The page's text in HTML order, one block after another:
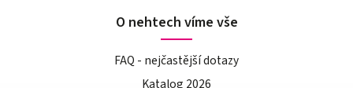
O nehtech víme vše
FAQ - nejčastější dotazy
Katalog 2026